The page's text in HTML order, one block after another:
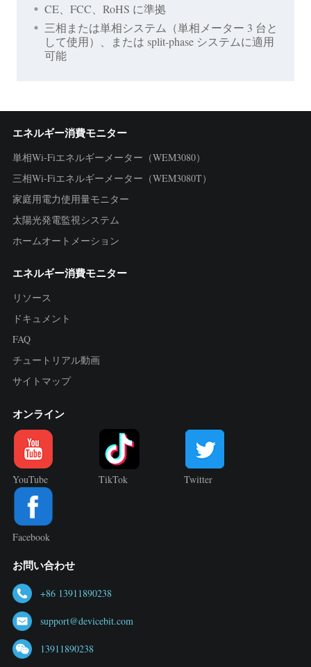
CE、FCC、RoHS に準拠
三相または単相システム（単相メーター 3 台と
して使用）、または split-phase システムに適用
可能
エネルギー消費モニター
単相Wi-Fiエネルギーメーター（WEM3080）
三相Wi-Fiエネルギーメーター（WEM3080T）
家庭用電力使用量モニター
太陽光発電監視システム
ホームオートメーション
エネルギー消費モニター
リソース
ドキュメント
FAQ
チュートリアル動画
サイトマップ
オンライン
YouTube TikTok Twitter
Facebook
お問い合わせ
+86 13911890238
support@devicebit.com
13911890238